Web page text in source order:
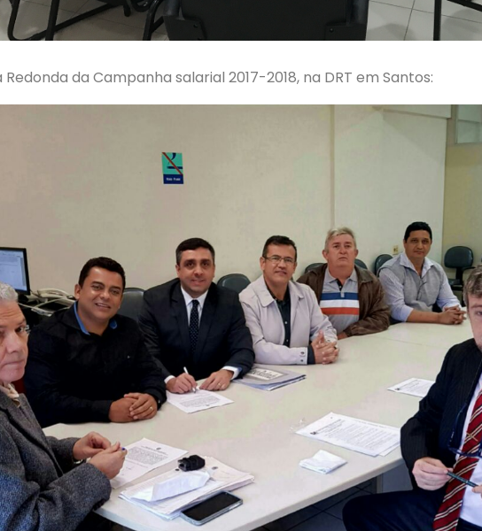
Redonda da Campanha salarial 2017-2018, na DRT em Santos: